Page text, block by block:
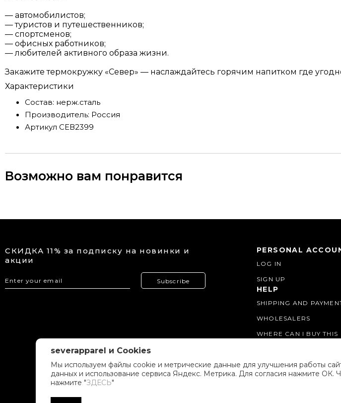
— автомобилистов;
— туристов и путешественников;
— спортсменов;
— офисных работников;
— любителей активного образа жизни.
Закажите термокружку «Север» — наслаждайтесь горячим напитком где
Характеристики
Состав: нерж.сталь
Производитель: Россия
Артикул СЕВ2399
Возможно вам понравится
СКИДКА 11% за подписку на новинки и
акции
Subscribe
PERSONAL
LOG IN
SIGN UP
HELP
SHIPPING AND
WHOLESALERS
WHERE CAN I BUY THIS
severapparel и Cookies
Мы используем файлы cookie и метрические данные для улучшения работы
данных и использование сервиса Яндекс. Метрика. Для согласия нажмите
нажмите "ЗДЕСЬ"